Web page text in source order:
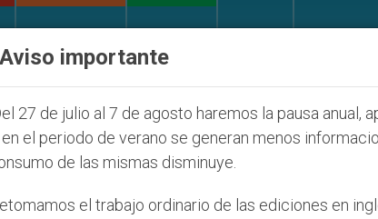
Aviso importante
27 de julio al 7 de agosto haremos la pausa anual,
el periodo de verano se generan menos
de las mismas disminuye.
el trabajo ordinario de las ediciones en